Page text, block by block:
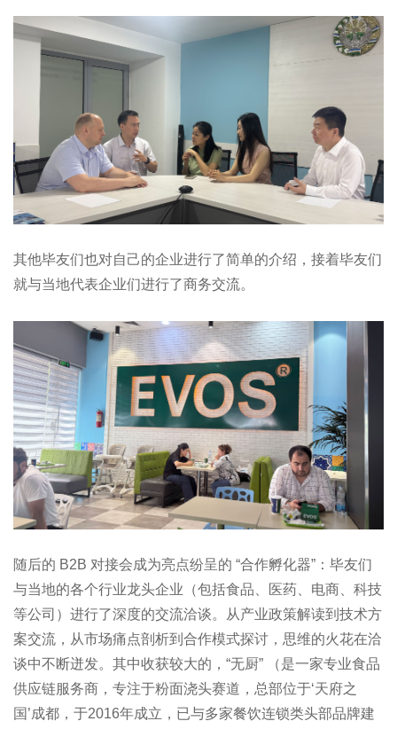
其他毕友们也对自己的企业进行了简单的介绍，接着毕友们
就与当地代表企业们进行了商务交流。
随后的 B2B 对接会成为亮点纷呈的 “合作孵化器”：毕友们
与当地的各个行业龙头企业（包括食品、医药、电商、科技
等公司）进行了深度的交流洽谈。从产业政策解读到技术方
案交流，从市场痛点剖析到合作模式探讨，思维的火花在洽
谈中不断迸发。其中收获较大的，“无厨” （是一家专业食品
供应链服务商，专注于粉面浇头赛道，总部位于‘天府之
国’成都，于2016年成立，已与多家餐饮连锁类头部品牌建